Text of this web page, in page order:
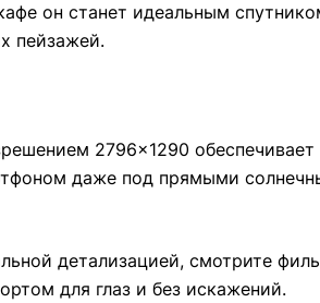
он станет идеальным
пейзажей.
2796×1290
даже под прямыми
детализацией, смотрите
для глаз и без искажений.